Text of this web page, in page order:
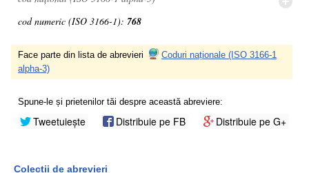
cod numeric (ISO 3166-1): 768
Face parte din lista de abrevieri
Coduri naționale (ISO 3166-1
alpha-3)
Spune-le și prietenilor tăi despre această abreviere:
Tweetuiește Distribuie pe FB Distribuie pe G+
Colecții de abrevieri